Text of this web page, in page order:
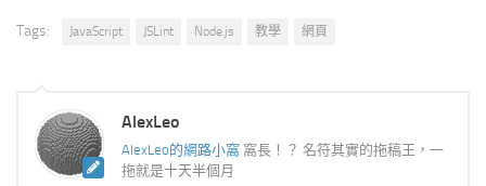
Tags: JavaScript JSLint Node.js 教學 網頁
AlexLeo
AlexLeo的網路小窩 窩長！？ 名符其實的拖稿王，一
拖就是十天半個月